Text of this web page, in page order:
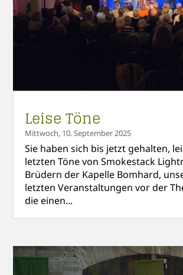
Leise Töne
Mittwoch, 10. September 2025
Sie haben sich bis jetzt gehalten,
letzten Töne von Smokestack
Brüdern der Kapelle Bomhard,
letzten Veranstaltungen vor der
die einen...